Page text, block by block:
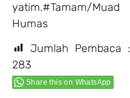
yatim.#Tamam/Muad
Humas
Jumlah Pembaca :
283
Share this on WhatsApp